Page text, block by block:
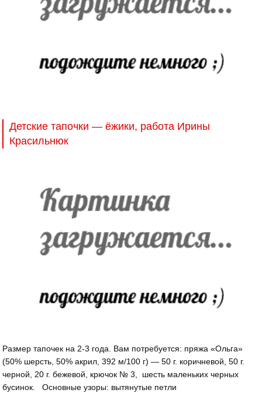
Детские тапочки — ёжики, работа Ирины
Красильнюк
Размер тапочек на 2-3 года. Вам потребуется: пряжа «Ольга»
(50% шерсть, 50% акрил, 392 м/100 г) — 50 г. коричневой, 50 г.
черной, 20 г. бежевой, крючок № 3, шесть маленьких черных
бусинок. Основные узоры: вытянутые петли